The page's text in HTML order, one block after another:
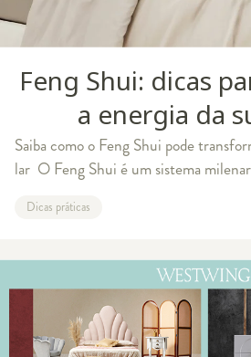
Feng Shui: dicas
a energia da
Saiba como o Feng Shui pode
lar O Feng Shui é um sistema
trazer harmonia para
Dicas práticas